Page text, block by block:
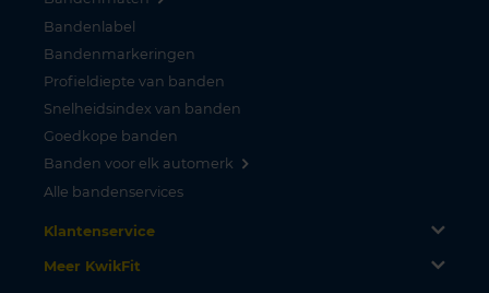
Bandenlabel
Bandenmarkeringen
Profieldiepte van banden
Snelheidsindex van banden
Goedkope banden
Banden voor elk automerk
Alle bandenservices
Klantenservice
Meer KwikFit